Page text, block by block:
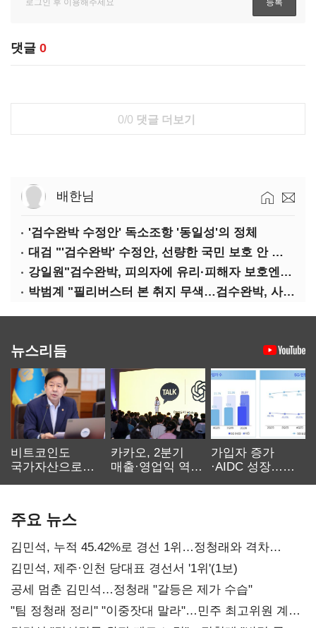
댓글 0
0/0 댓글 더보기
배한님
'검수완박 수정안' 독소조항 '동일성'의 정체
대검 "'검수완박' 수정안, 선량한 국민 보호 안 보여"
강일원"검수완박, 피의자에 유리·피해자 보호엔 문제"
박범계 "필리버스터 본 취지 무색…검수완박, 사실상 합의"
뉴스리듬
비트코인도
국가자산으로…'
카카오, 2분기
매출·영업익 역대
가입자 증가
·AIDC 성장…
주요 뉴스
김민석, 누적 45.42%로 경선 1위…정청래와 격차
0.86%p(2보)
김민석, 제주·인천 당대표 경선서 '1위'(1보)
공세 멈춘 김민석…정청래 "갈등은 제가 수습"
"팀 정청래 정리" "이중잣대 말라"…민주 최고위원 계파